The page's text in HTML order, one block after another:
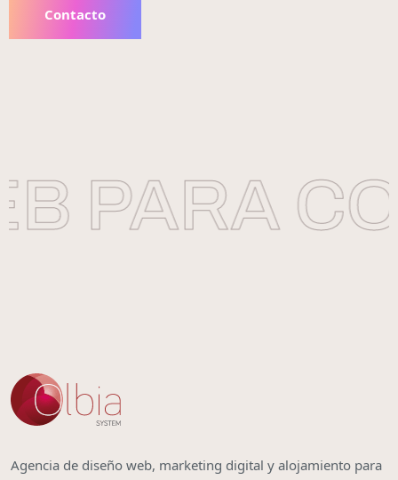
Contacto
PARA
Agencia de diseño web, marketing digital y alojamiento para